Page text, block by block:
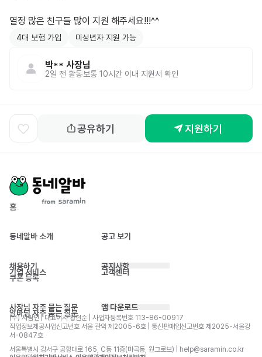
열정 많은 친구들 많이 지원 해주세요!!!^^
4대 보험 가입 미성년자 지원 가능
박** 사장님
2일 전 활동 보통 10시간 이내 지원서 확인
공유하기 지원하기
홈
동네알바 소개 공고 보기
채용하기
기업 서비스
쿠폰 등록
공지사항
고객센터
사장님 자주 묻는 질문
알바님 자주 묻는 질문
앱 다운로드
(주) 사람인 | 대표이사 황현순 | 사업자등록번호 113-86-00917
직업정보제공사업신고번호 서울 관악 제2005-6호 | 통신판매업신고번호 제2025-서울강
서-0847호
서울특별시 강서구 공항대로 165, C동 11층(마곡동, 원그로브) | help@saramin.co.kr